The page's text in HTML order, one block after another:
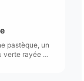
pastèque, un
verte rayée et